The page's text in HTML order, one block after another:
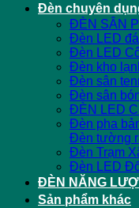
Đèn chuyên
ĐÈN SÂN
Đèn LED
Đèn LED
Đèn kho
Đèn sân
Đèn sân
ĐÈN LED
Đèn pha
Đèn tường
Đèn Trạm
Đèn LED
ĐÈN NĂNG
Sản phẩm khác